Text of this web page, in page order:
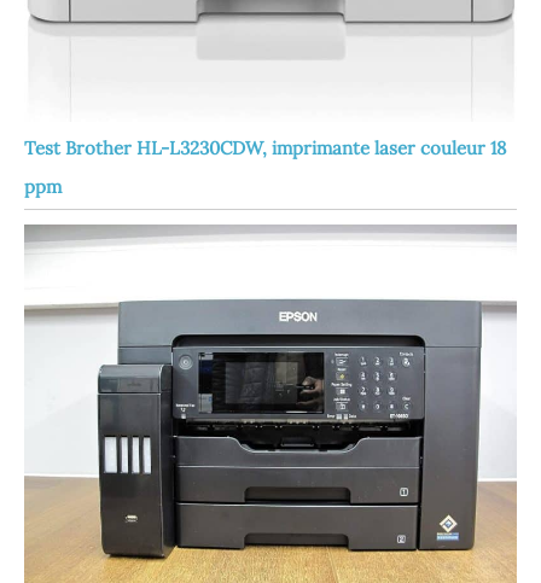
Test Brother HL-L3230CDW, imprimante laser couleur 18
ppm